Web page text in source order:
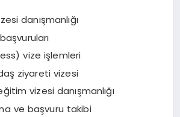
danışmanlığı
vize işlemleri
ziyareti vizesi
vizesi danışmanlığı
ve başvuru takibi